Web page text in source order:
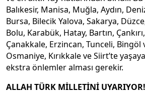
Balıkesir, Manisa, Muğla, Aydın,
Bursa, Bilecik Yalova, Sakarya,
Bolu, Karabük, Hatay, Bartın,
Çanakkale, Erzincan, Tunceli, Bingöl
Osmaniye, Kırıkkale ve Siirt’te
ekstra önlemler alması gerekir.
ALLAH TÜRK MİLLETİNİ UYARIYOR!